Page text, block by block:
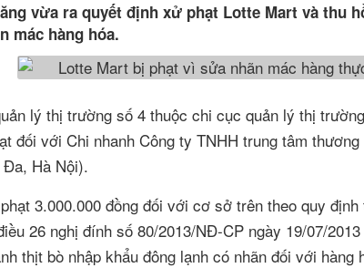
vừa ra quyết định xử phạt Lotte Mart và thu
mác hàng hóa.
lý thị trường số 4 thuộc chi cục quản lý thị
đối với Chi nhanh Công ty TNHH trung tâm
Hà Nội).
3.000.000 đồng đối với cơ sở trên theo quy định
26 nghị đính số 80/2013/NĐ-CP ngày 19/07/
thịt bò nhập khẩu đông lạnh có nhãn đối với hàng